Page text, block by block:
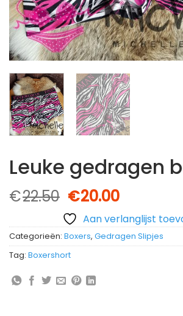
Leuke gedragen
€22.50 Oorspronkelijke
prijs
was:
€22.50.
€20.00Huidige
prijs
is:
€20.00.
Aan verlanglijst
Categorieën: Boxers, Gedragen Slipjes
Tag: Boxershort